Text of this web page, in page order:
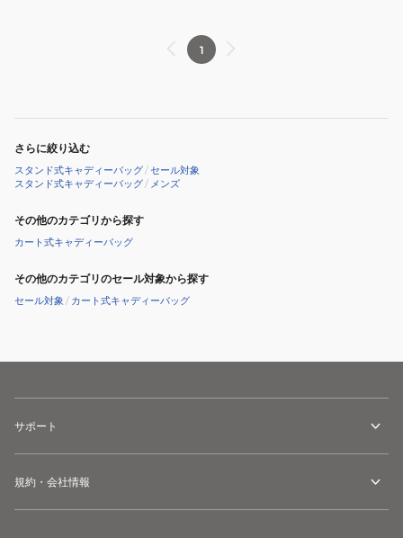
9.5
型
ミ
ズ
プ
ロ
Stand
5LGC252391
1
さらに絞り込む
スタンド式キャディーバッグ/セール対象
スタンド式キャディーバッグ/ メンズ
その他のカテゴリから探す
カート式キャディーバッグ
その他のカテゴリのセール対象から探す
セール対象 / カート式キャディーバッグ
サポート
規約・会社情報